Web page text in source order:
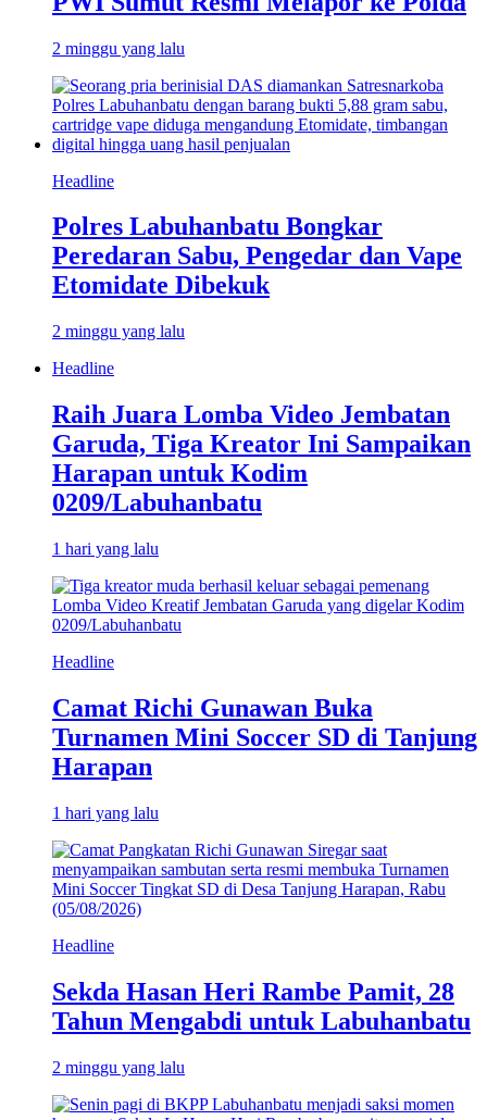
2 minggu yang lalu
Headline
Polres Labuhanbatu Bongkar
Peredaran Sabu, Pengedar dan Vape
Etomidate Dibekuk
2 minggu yang lalu
Headline
Raih Juara Lomba Video Jembatan
Garuda, Tiga Kreator Ini Sampaikan
Harapan untuk Kodim
0209/Labuhanbatu
1 hari yang lalu
Headline
Camat Richi Gunawan Buka
Turnamen Mini Soccer SD di Tanjung
Harapan
1 hari yang lalu
Headline
Sekda Hasan Heri Rambe Pamit, 28
Tahun Mengabdi untuk Labuhanbatu
2 minggu yang lalu